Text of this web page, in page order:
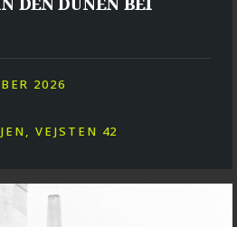
2026
VEJSTEN 42